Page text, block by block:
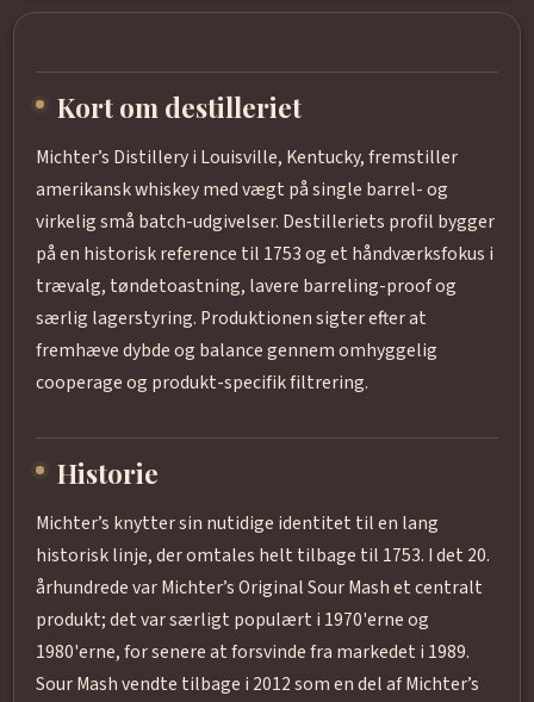
Kort om destilleriet
Michter’s Distillery i Louisville, Kentucky, fremstiller
amerikansk whiskey med vægt på single barrel- og
virkelig små batch-udgivelser. Destilleriets profil bygger
på en historisk reference til 1753 og et håndværksfokus i
trævalg, tøndetoastning, lavere barreling-proof og
særlig lagerstyring. Produktionen sigter efter at
fremhæve dybde og balance gennem omhyggelig
cooperage og produkt-specifik filtrering.
Historie
Michter’s knytter sin nutidige identitet til en lang
historisk linje, der omtales helt tilbage til 1753. I det 20.
århundrede var Michter’s Original Sour Mash et centralt
produkt; det var særligt populært i 1970'erne og
1980'erne, for senere at forsvinde fra markedet i 1989.
Sour Mash vendte tilbage i 2012 som en del af Michter’s